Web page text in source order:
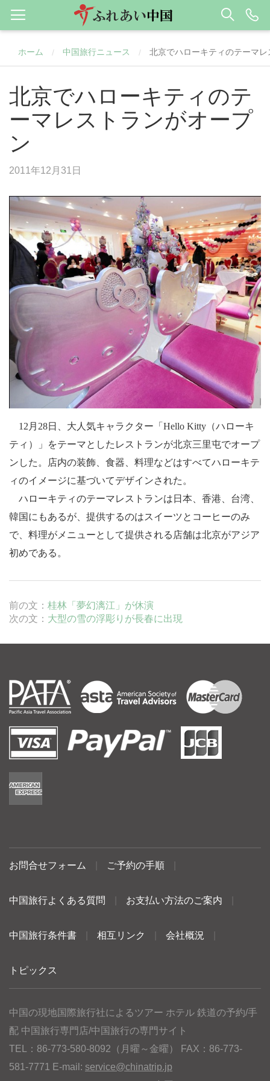
ホーム / 中国旅行ニュース / 北京でハローキティのテーマ
北京でハローキティのテ
ーマレストランがオープ
ン
2011年12月31日
12 月 28日 大人気キャラクター 「 Hello Kitty （ハローキ
ティ）
」 をテーマとした レストランが北京三里屯でオープ
ンした。店内の装飾、食器、料理などはすべてハローキテ
ィのイメージに基づいてデザインされた。
ハローキティのテーマレストランは 日本、香港、台湾、
韓国にもあるが、 提供するのはスイーツとコーヒーのみ
で、料理がメニューとして提供される店舗は北京がアジア
初めである。
前の文： 桂林「夢幻漓江」が休演
次の文： 大型の雪の浮彫りが長春に出現
お問合せフォーム ご予約の手順
中国旅行よくある質問 お支払い方法のご案内
中国旅行条件書 相互リンク 会社概況
トピックス
中国の現地国際旅行社によるツアー ホテル 鉄道の予約/手
配 中国旅行専門店/中国旅行の専門サイト
TEL：86-773-580-8092（月曜～金曜） FAX：86-773-
581-7771 E-mail: service@chinatrip.jp